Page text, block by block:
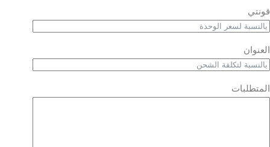
قونتي
العنوان
المتطلبات